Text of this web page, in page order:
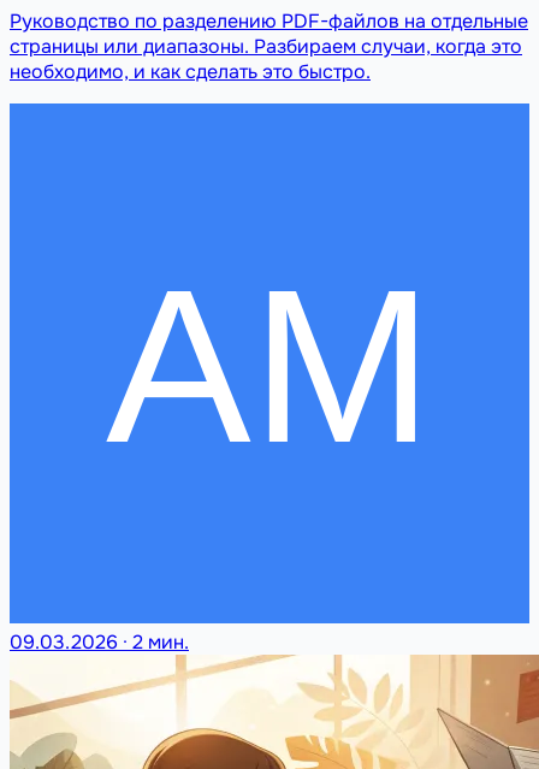
Руководство по разделению PDF-файлов на отдельные
страницы или диапазоны. Разбираем случаи, когда это
необходимо, и как сделать это быстро.
09.03.2026 · 2 мин.